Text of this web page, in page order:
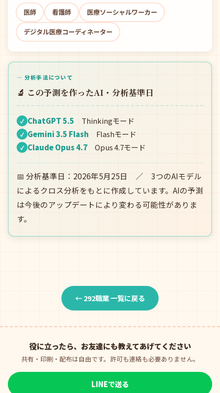
医師 看護師 医療ソーシャルワーカー
デジタル医療コーディネーター
— 分析手法について
🔬 この予測を作ったAI・分析基準日
✓ ChatGPT 5.5 Thinkingモード
✓ Gemini 3.5 Flash Flashモード
✓ Claude Opus 4.7 Opus 4.7モード
📅 分析基準日：2026年5月25日 ／ 3つのAIモデル
によるクロス分析をもとに作成しています。AIの予測
は今後のアップデートにより変わる可能性がありま
す。
← 292職業 一覧に戻る
役に立ったら、お友達にも教えてあげてください
共有・印刷・配布は自由です。許可も連絡も必要ありません。
LINEで送る